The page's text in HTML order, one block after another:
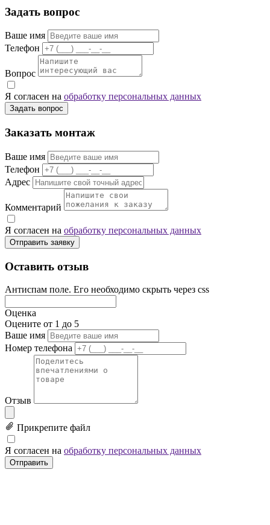
Задать вопрос
Ваше имя
Телефон
Вопрос
Я согласен на обработку персональных данных
Задать вопрос
Заказать монтаж
Ваше имя
Телефон
Адрес
Комментарий
Я согласен на обработку персональных данных
Отправить заявку
Оставить отзыв
Антиспам поле. Его необходимо скрыть через css
Оценка
Оцените от 1 до 5
Ваше имя
Номер телефона
Отзыв
Прикрепите файл
Я согласен на обработку персональных данных